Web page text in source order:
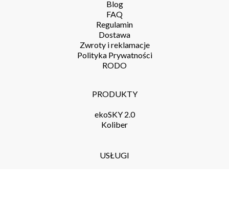
Sklep
Blog
Dostawa
BZB UAS SP. z o.o.
Międzyleska 84, Hala F
51-514 Wrocław